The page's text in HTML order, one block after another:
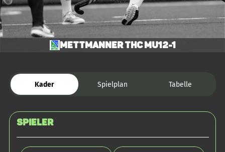
Mettmanner THC mU12-1
Kader Spielplan Tabelle
Spieler